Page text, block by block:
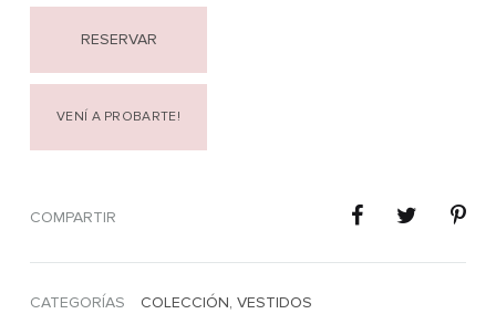
RESERVAR
VENÍ A PROBARTE!
COMPARTIR
CATEGORÍAS COLECCIÓN, VESTIDOS